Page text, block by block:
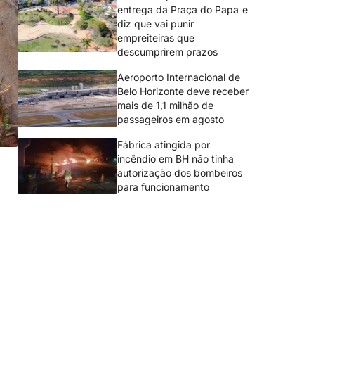
entrega da Praça do Papa e
diz que vai punir
empreiteiras que
descumprirem prazos
Aeroporto Internacional de
Belo Horizonte deve receber
mais de 1,1 milhão de
passageiros em agosto
Fábrica atingida por
incêndio em BH não tinha
autorização dos bombeiros
para funcionamento